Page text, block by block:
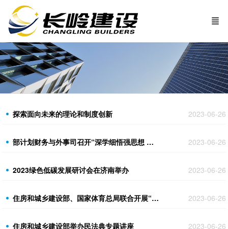
探索面向未来的理论和制度创新 2023-06-26
部计划财务与外事司召开“深学细悟强思想 笃行实践显担当”专题交流分享会 2023-06-26
2023绿色低碳发展研讨会在济南举办 2023-06-26
住房和城乡建设部、国家体育总局联合开展“国球进社区”“国球进公园”活动 2023-06-26
住房和城乡建设部举办民法典专题讲座 2023-06-26